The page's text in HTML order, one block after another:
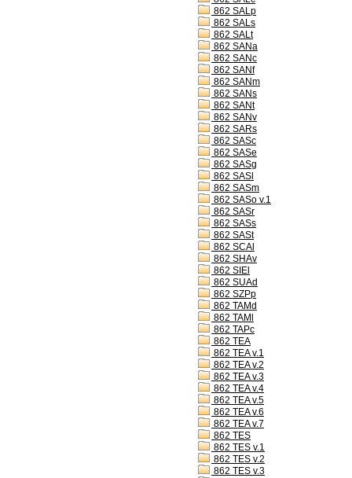
862 SALp
862 SALs
862 SALt
862 SANa
862 SANc
862 SANf
862 SANm
862 SANs
862 SANt
862 SANv
862 SARs
862 SASc
862 SASe
862 SASg
862 SASl
862 SASm
862 SASo v.1
862 SASr
862 SASs
862 SASt
862 SCAl
862 SHAv
862 SIEl
862 SUAd
862 SZPp
862 TAMd
862 TAMl
862 TAPc
862 TEA
862 TEA v.1
862 TEA v.2
862 TEA v.3
862 TEA v.4
862 TEA v.5
862 TEA v.6
862 TEA v.7
862 TES
862 TES v.1
862 TES v.2
862 TES v.3